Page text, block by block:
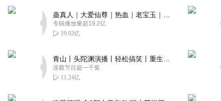
专辑播放量超19.2亿
19.02亿
连载节目超一千集
11.24亿